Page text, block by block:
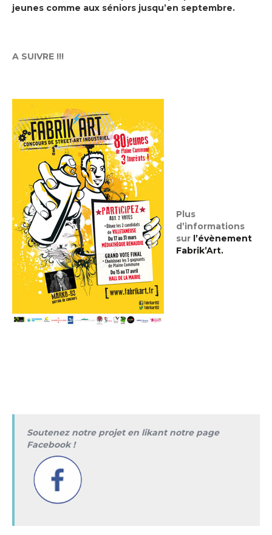
jeunes comme aux séniors jusqu’en septembre.
A SUIVRE !!!
Plus
d’informations
sur l’évènement
Fabrik’Art.
Soutenez notre projet en likant notre page
Facebook !